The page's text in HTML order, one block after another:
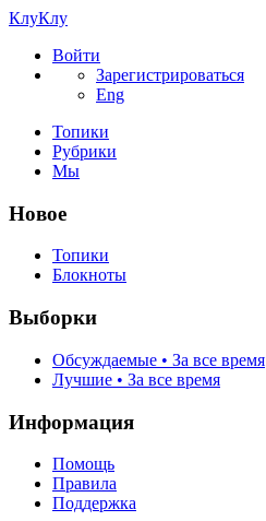
КлуКлу
Войти
Зарегистрироваться
Eng
Топики
Рубрики
Мы
Новое
Топики
Блокноты
Выборки
Обсуждаемые • За все время
Лучшие • За все время
Информация
Помощь
Правила
Поддержка